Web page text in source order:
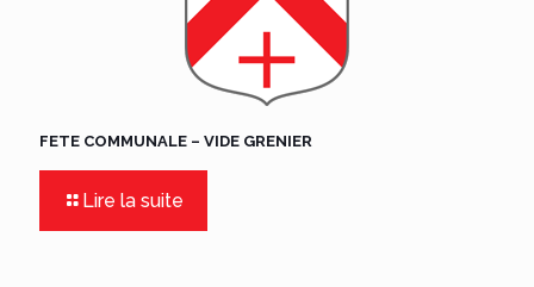
FETE COMMUNALE – VIDE GRENIER
Lire la suite